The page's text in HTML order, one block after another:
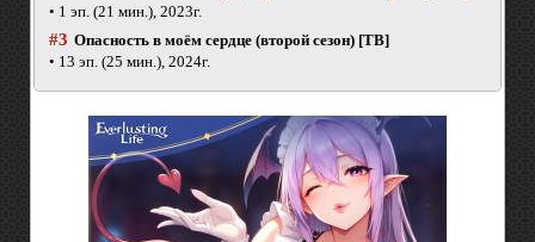
• 1 эп. (21 мин.), 2023г.
#3 Опасность в моём сердце (второй сезон) [ТВ]
• 13 эп. (25 мин.), 2024г.